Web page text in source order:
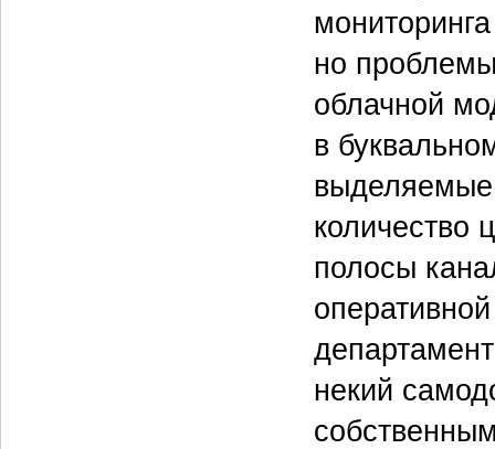
но
облачной
в
выделяемые
количество
полосы
некий